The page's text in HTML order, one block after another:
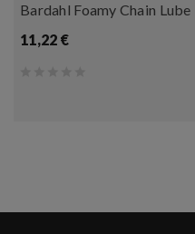
Bardahl Foamy Chain Lube
11,22 €